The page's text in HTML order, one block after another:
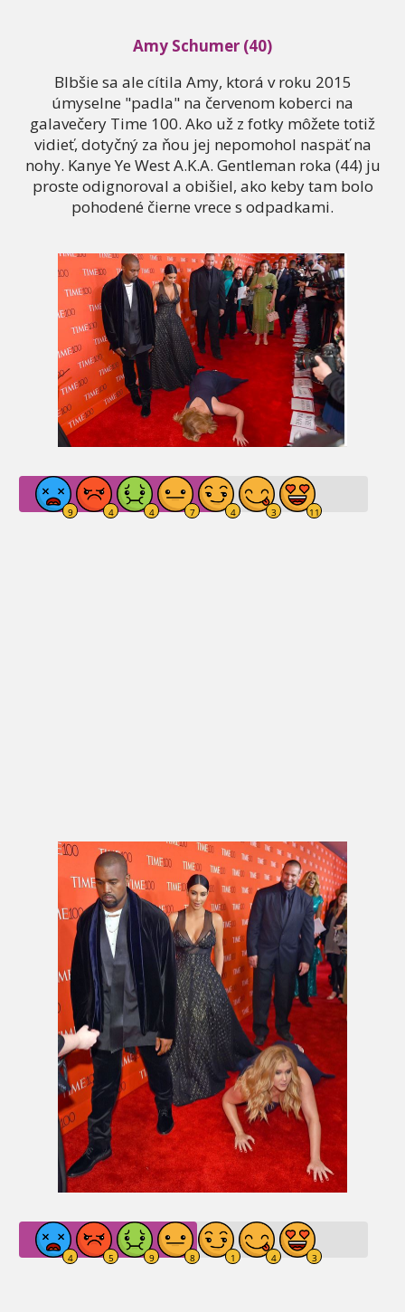
Amy Schumer (40)
Blbšie sa ale cítila Amy, ktorá v roku 2015
úmyselne "padla" na červenom koberci na
galavečery Time 100. Ako už z fotky môžete totiž
vidieť, dotyčný za ňou jej nepomohol naspäť na
nohy. Kanye Ye West A.K.A. Gentleman roka (44) ju
proste odignoroval a obišiel, ako keby tam bolo
pohodené čierne vrece s odpadkami.